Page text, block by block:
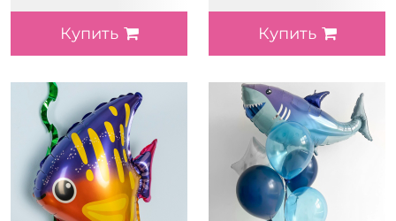
Купить Купить